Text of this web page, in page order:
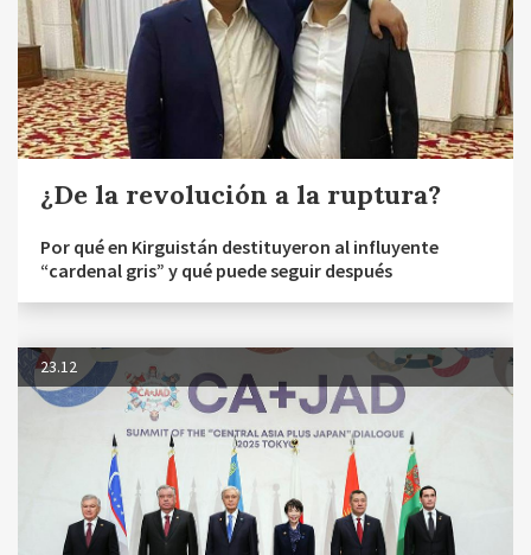
¿De la revolución a la ruptura?
Por qué en Kirguistán destituyeron al influyente
“cardenal gris” y qué puede seguir después
23.12